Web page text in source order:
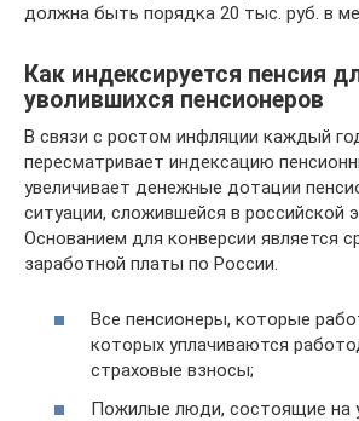
должна быть порядка 20 тыс. руб. в
Как индексируется пенсия
уволившихся пенсионеров
В связи с ростом инфляции каждый
пересматривает индексацию
увеличивает денежные дотации
ситуации, сложившейся в российской
Основанием для конверсии является
заработной платы по России.
Все пенсионеры, которые
которых уплачиваются
страховые взносы;
Пожилые люди, состоящие на